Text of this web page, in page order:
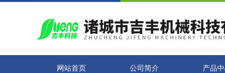
网站首页 公司简介 产品